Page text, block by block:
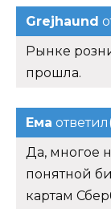
Grejhaund
Рынке
прошла.
Ема
Да, многое
понятной
картам